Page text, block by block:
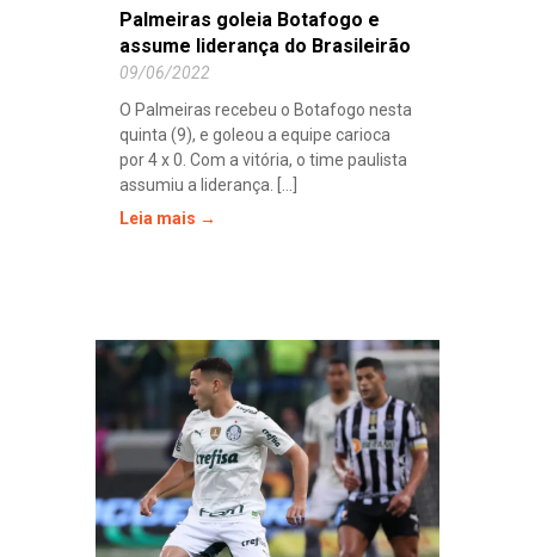
Palmeiras goleia Botafogo e
assume liderança do Brasileirão
09/06/2022
O Palmeiras recebeu o Botafogo nesta
quinta (9), e goleou a equipe carioca
por 4 x 0. Com a vitória, o time paulista
assumiu a liderança. [...]
Leia mais →